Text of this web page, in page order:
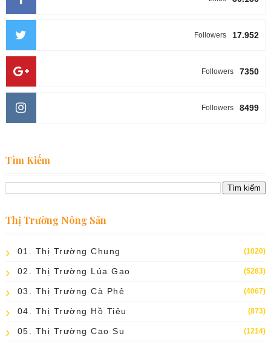
17.952
Followers
7350
Followers
8499
Followers
Tìm Kiếm
Thị Trường Nông Sản
01. Thị Trường Chung (1020)
02. Thị Trường Lúa Gạo (5283)
03. Thị Trường Cà Phê (4067)
04. Thị Trường Hồ Tiêu (873)
05. Thị Trường Cao Su (1214)